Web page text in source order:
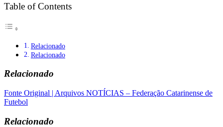
Table of Contents
Relacionado
Relacionado
Relacionado
Fonte Original | Arquivos NOTÍCIAS – Federação Catarinense de
Futebol
Relacionado